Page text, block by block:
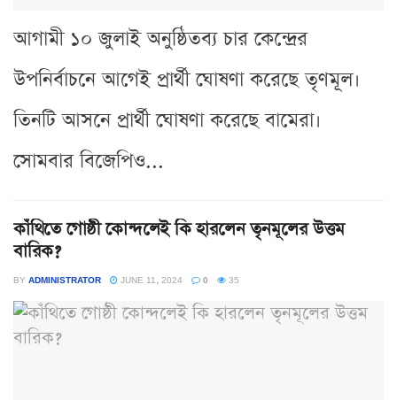
আগামী ১০ জুলাই অনুষ্ঠিতব্য চার কেন্দ্রের
উপনির্বাচনে আগেই প্রার্থী ঘোষণা করেছে তৃণমূল।
তিনটি আসনে প্রার্থী ঘোষণা করেছে বামেরা।
সোমবার বিজেপিও...
কাঁথিতে গোষ্ঠী কোন্দলেই কি হারলেন তৃনমূলের উত্তম
বারিক?
BY ADMINISTRATOR JUNE 11, 2024 0 35